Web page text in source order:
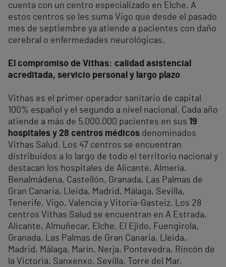
cuenta con un centro especializado en Elche. A
estos centros se les suma Vigo que desde el pasado
mes de septiembre ya atiende a pacientes con daño
cerebral o enfermedades neurológicas.
El compromiso de Vithas: calidad asistencial
acreditada, servicio personal y largo plazo
Vithas es el primer operador sanitario de capital
100% español y el segundo a nivel nacional. Cada año
atiende a más de 5.000.000 pacientes en sus 19
hospitales y 28 centros médicos denominados
Vithas Salud. Los 47 centros se encuentran
distribuidos a lo largo de todo el territorio nacional y
destacan los hospitales de Alicante, Almería,
Benalmádena, Castellón, Granada, Las Palmas de
Gran Canaria, Lleida, Madrid, Málaga, Sevilla,
Tenerife, Vigo, Valencia y Vitoria-Gasteiz. Los 28
centros Vithas Salud se encuentran en A Estrada,
Alicante, Almuñecar, Elche, El Ejido, Fuengirola,
Granada, Las Palmas de Gran Canaria, Lleida,
Madrid, Málaga, Marín, Nerja, Pontevedra, Rincón de
la Victoria, Sanxenxo, Sevilla, Torre del Mar,